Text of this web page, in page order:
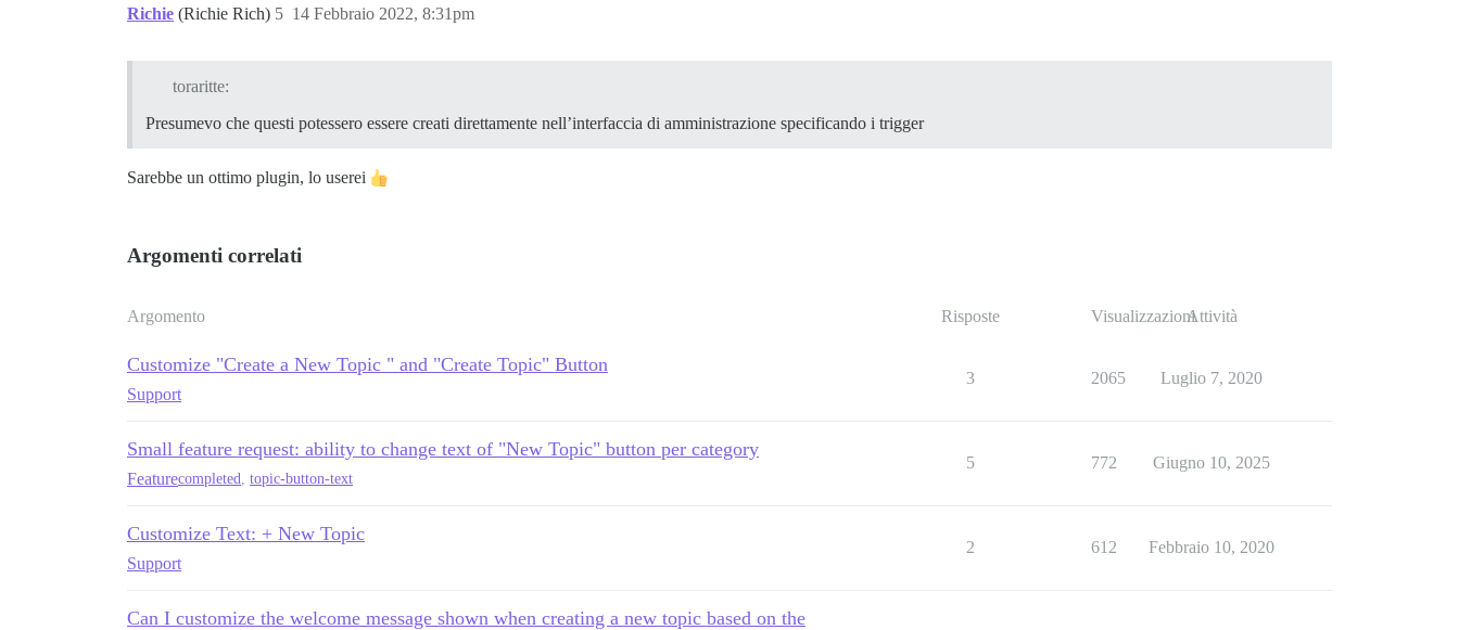
Richie (Richie Rich) 14 Febbraio 2022, 8:31pm
5
toraritte:
Presumevo che questi potessero essere creati direttamente nell’interfaccia di amministrazione specificando i trigger
Sarebbe un ottimo plugin, lo userei
Argomenti correlati
Argomento Risposte VisualizzazioniAttività
Customize "Create a New Topic " and "Create Topic" Button
Support
3 2065 Luglio 7, 2020
Small feature request: ability to change text of "New Topic" button per category
Featurecompleted, topic-button-text
5 772 Giugno 10, 2025
Customize Text: + New Topic
Support
2 612 Febbraio 10, 2020
Can I customize the welcome message shown when creating a new topic based on the